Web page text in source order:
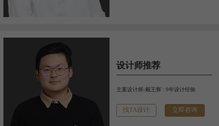
设计师推荐
主案设计师-戴王辉 : 9年设计经验
找TA设计 立即咨询